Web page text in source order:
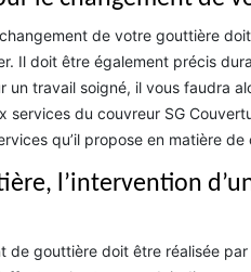
de votre gouttière
Il doit être également précis
un travail soigné, il vous faudra
services du couvreur SG
qu’il propose en matière
l’intervention
de gouttière doit être réalisée